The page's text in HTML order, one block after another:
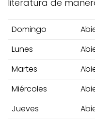
literatura de
Domingo
Lunes
Martes
Miércoles
Jueves